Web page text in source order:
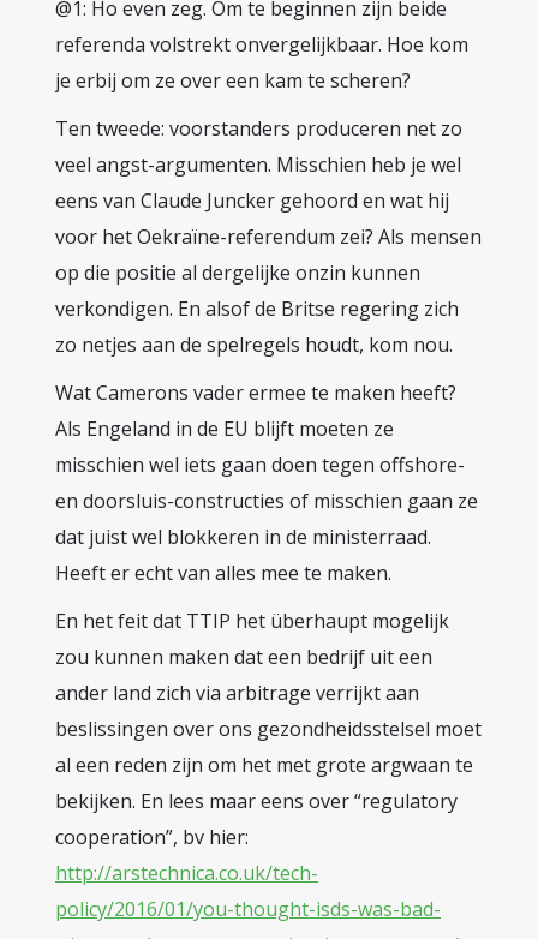
@1: Ho even zeg. Om te beginnen zijn beide
referenda volstrekt onvergelijkbaar. Hoe kom
je erbij om ze over een kam te scheren?
Ten tweede: voorstanders produceren net zo
veel angst-argumenten. Misschien heb je wel
eens van Claude Juncker gehoord en wat hij
voor het Oekraïne-referendum zei? Als mensen
op die positie al dergelijke onzin kunnen
verkondigen. En alsof de Britse regering zich
zo netjes aan de spelregels houdt, kom nou.
Wat Camerons vader ermee te maken heeft?
Als Engeland in de EU blijft moeten ze
misschien wel iets gaan doen tegen offshore-
en doorsluis-constructies of misschien gaan ze
dat juist wel blokkeren in de ministerraad.
Heeft er echt van alles mee te maken.
En het feit dat TTIP het überhaupt mogelijk
zou kunnen maken dat een bedrijf uit een
ander land zich via arbitrage verrijkt aan
beslissingen over ons gezondheidsstelsel moet
al een reden zijn om het met grote argwaan te
bekijken. En lees maar eens over “regulatory
cooperation”, bv hier:
http://arstechnica.co.uk/tech-
policy/2016/01/you-thought-isds-was-bad-